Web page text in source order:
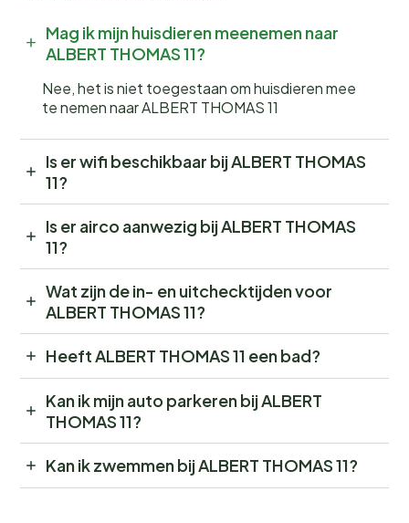
Mag ik mijn huisdieren meenemen naar
ALBERT THOMAS 11?
Nee, het is niet toegestaan om huisdieren mee
te nemen naar ALBERT THOMAS 11
Is er wifi beschikbaar bij ALBERT THOMAS
11?
Is er airco aanwezig bij ALBERT THOMAS
11?
Wat zijn de in- en uitchecktijden voor
ALBERT THOMAS 11?
Heeft ALBERT THOMAS 11 een bad?
Kan ik mijn auto parkeren bij ALBERT
THOMAS 11?
Kan ik zwemmen bij ALBERT THOMAS 11?